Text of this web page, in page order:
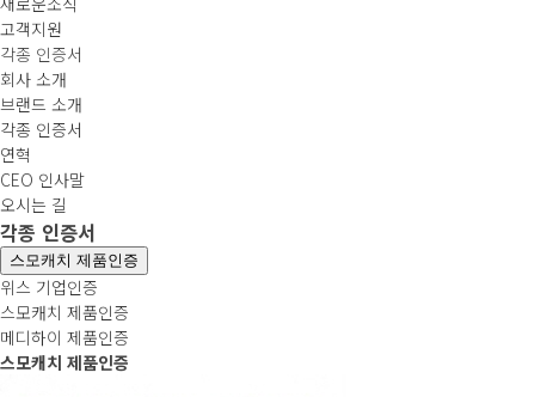
고객지원
각종 인증서
회사 소개
브랜드 소개
각종 인증서
연혁
CEO 인사말
오시는 길
각종 인증서
스모캐치 제품인증
위스 기업인증
스모캐치 제품인증
메디하이 제품인증
스모캐치 제품인증